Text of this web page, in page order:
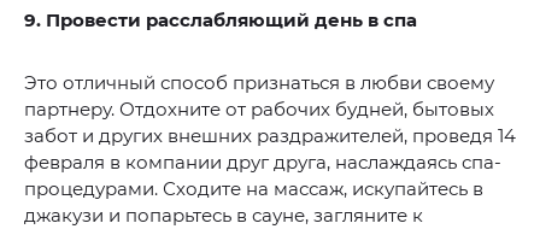
9. Провести расслабляющий день в спа
Это отличный способ признаться в любви своему
партнеру. Отдохните от рабочих будней, бытовых
забот и других внешних раздражителей, проведя 14
февраля в компании друг друга, наслаждаясь спа-
процедурами. Сходите на массаж, искупайтесь в
джакузи и попарьтесь в сауне, загляните к